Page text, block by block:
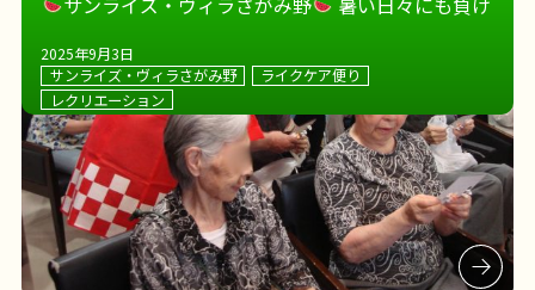
！！ 皆さんでスイカを食べたり。。
野菜たちの収穫をしたり。。
納涼祭で夏を感じた
り。。
盛りだくさんの8月 […]
2025年9月3日
サンライズ・ヴィラさがみ野
ライクケア便り
レクリエーション